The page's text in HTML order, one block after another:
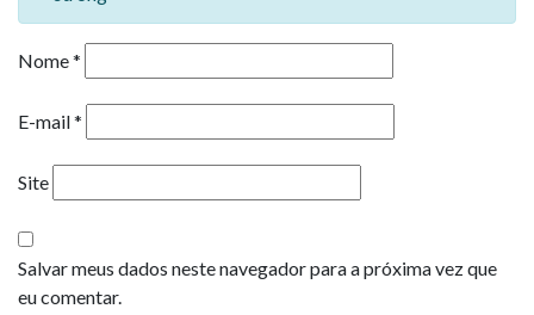
Nome*
E-mail*
Site
Salvar meus dados neste navegador para a próxima vez que
eu comentar.